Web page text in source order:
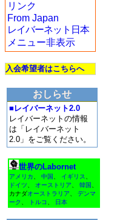
リンク
From Japan
レイバーネット日本
メニュー非表示
入会希望者はこちらへ
おしらせ
■レイバーネット2.0
レイバーネットの情報
は「レイバーネット
2.0」をご覧ください。
世界のLabornet
アメリカ 中国 イギリス
ドイツ
オーストリア 韓国
カナダオーストラリア
デンマ
ーク
トルコ 日本